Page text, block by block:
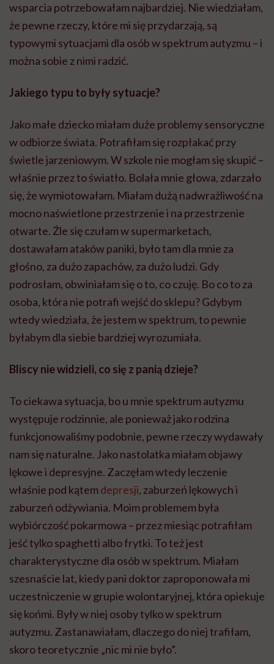
wsparcia potrzebowałam najbardziej. Nie wiedziałam,
że pewne rzeczy, które mi się przydarzają, są
typowymi sytuacjami dla osób w spektrum autyzmu – i
można sobie z nimi radzić.
Jakiego typu to były sytuacje?
Jako małe dziecko miałam duże problemy sensoryczne
w odbiorze świata. Potrafiłam się rozpłakać przy
świetle jarzeniowym. W szkole nie mogłam się skupić –
właśnie przez to światło. Bolała mnie głowa, zdarzało
się, że wymiotowałam. Miałam dużą nadwrażliwość na
mocno naświetlone przestrzenie i na przestrzenie
otwarte. Źle się czułam w supermarketach,
dostawałam ataków paniki, było tam dla mnie za
głośno, za dużo zapachów, za dużo ludzi. Gdy
podrosłam, obwiniałam się o to, co czuję. Bo co to za
osoba, która nie potrafi wejść do sklepu? Gdybym
wtedy wiedziała, że jestem w spektrum, to pewnie
byłabym dla siebie bardziej wyrozumiała.
Bliscy nie widzieli, co się z panią dzieje?
To ciekawa sytuacja, bo u mnie spektrum autyzmu
występuje rodzinnie, ale ponieważ jako rodzina
funkcjonowaliśmy podobnie, pewne rzeczy wydawały
nam się naturalne. Jako nastolatka miałam objawy
lękowe i depresyjne. Zaczęłam wtedy leczenie
właśnie pod kątemdepresji, zaburzeń lękowych i
zaburzeń odżywiania. Moim problemem była
wybiórczość pokarmowa – przez miesiąc potrafiłam
jeść tylko spaghetti albo frytki. To też jest
charakterystyczne dla osób w spektrum. Miałam
szesnaście lat, kiedy pani doktor zaproponowała mi
uczestniczenie w grupiewolontaryjnej, która opiekuje
się końmi. Były w niej osoby tylko w spektrum
autyzmu. Zastanawiałam, dlaczego do niej trafiłam,
skoro teoretycznie „nic mi nie było”.